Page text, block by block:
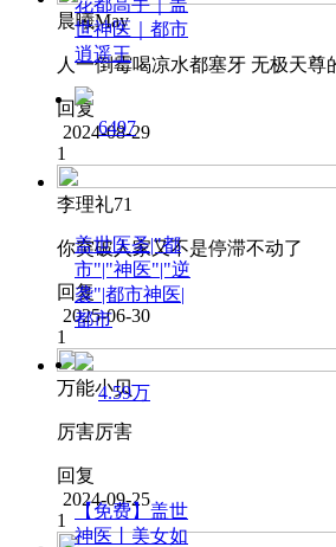
晨曦May
人一倒霉喝凉水都塞牙 无极天尊
回复
2024-08-29
1
李理礼71
你突破人家又不是停滞不动了
回复
2025-06-30
1
万能小贝
厉害厉害
回复
2024-09-25
1
世神医｜都市
逍遥王
6497
盖世医圣|"都
市"|"神医"|"逆
袭"|都市神医|
都市
4.59万
【免费】盖世
神医丨美女如